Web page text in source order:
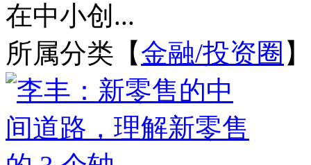
在中小创...
所属分类【金融/投资圈 】